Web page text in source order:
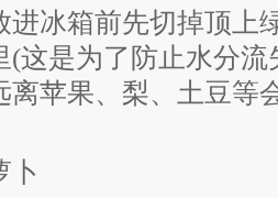
冰箱前先切掉顶上
(这是为了防止水分
离苹果、梨、土豆等